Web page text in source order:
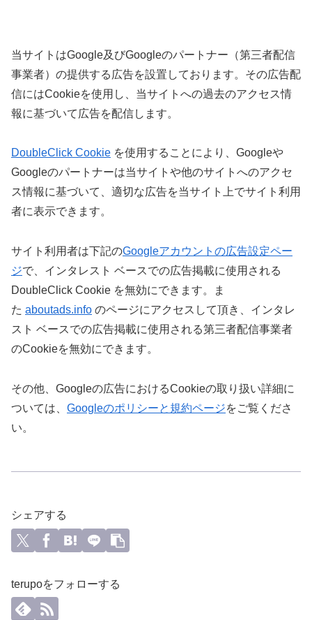
当サイトはGoogle及びGoogleのパートナー（第三者配信
事業者）の提供する広告を設置しております。その広告配
信にはCookieを使用し、当サイトへの過去のアクセス情
報に基づいて広告を配信します。
DoubleClick Cookie を使用することにより、Googleや
Googleのパートナーは当サイトや他のサイトへのアクセ
ス情報に基づいて、適切な広告を当サイト上でサイト利用
者に表示できます。
サイト利用者は下記のGoogleアカウントの広告設定ペー
ジで、インタレスト ベースでの広告掲載に使用される
DoubleClick Cookie を無効にできます。ま
た aboutads.info のページにアクセスして頂き、インタレ
スト ベースでの広告掲載に使用される第三者配信事業者
のCookieを無効にできます。
その他、Googleの広告におけるCookieの取り扱い詳細に
ついては、 Googleのポリシーと規約ページをご覧くださ
い。
シェアする
terupoをフォローする